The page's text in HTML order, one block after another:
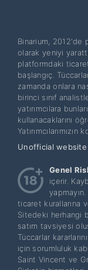
Binarium, 2012'de
olarak yeniyi
platformdaki
başlangıç.
zamanda onlara
birinci sınıf
yatırımcılara
kullanacaklarını
Unofficial
Genel
içerir.
ticaret kurallarına
Sitedeki herhangi
satım tavsiyesi
Tüccarlar
için sorumluluk
Saint Vincent ve